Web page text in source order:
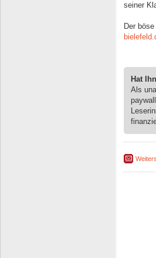
seiner
Der
Hat
Als